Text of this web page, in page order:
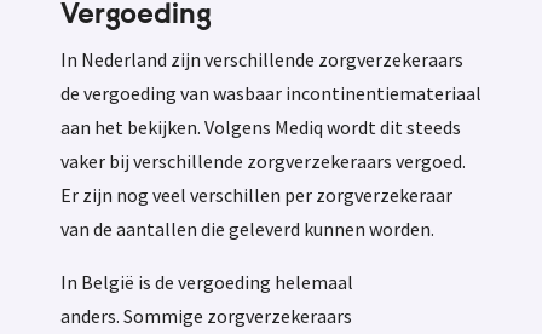
Vergoeding
In Nederland zijn verschillende zorgverzekeraars
de vergoeding van wasbaar incontinentiemateriaal
aan het bekijken. Volgens Mediq wordt dit steeds
vaker bij verschillende zorgverzekeraars vergoed.
Er zijn nog veel verschillen per zorgverzekeraar
van de aantallen die geleverd kunnen worden.
In België is de vergoeding helemaal
anders. Sommige zorgverzekeraars